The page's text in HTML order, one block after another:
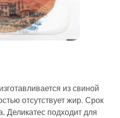
из свиной
отсутствует жир. Срок
Деликатес подходит для